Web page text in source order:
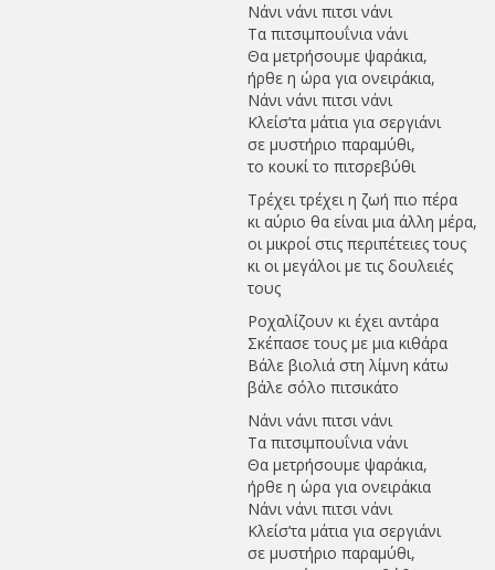
Νάνι νάνι πιτσι νάνι
Τα πιτσιμπουΐνια νάνι
Θα μετρήσουμε ψαράκια,
ήρθε η ώρα για ονειράκια,
Νάνι νάνι πιτσι νάνι
Κλείσ’τα μάτια για σεργιάνι
σε μυστήριο παραμύθι,
το κουκί το πιτσρεβύθι
Τρέχει τρέχει η ζωή πιο πέρα
κι αύριο θα είναι μια άλλη μέρα,
οι μικροί στις περιπέτειες τους
κι οι μεγάλοι με τις δουλειές
τους
Ροχαλίζουν κι έχει αντάρα
Σκέπασε τους με μια κιθάρα
Βάλε βιολιά στη λίμνη κάτω
βάλε σόλο πιτσικάτο
Νάνι νάνι πιτσι νάνι
Τα πιτσιμπουΐνια νάνι
Θα μετρήσουμε ψαράκια,
ήρθε η ώρα για ονειράκια
Νάνι νάνι πιτσι νάνι
Κλείσ’τα μάτια για σεργιάνι
σε μυστήριο παραμύθι,